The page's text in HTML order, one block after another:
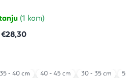
zvjezdica.
(1 kom)
€28,30
35 - 40 cm 40 - 45 cm 30 - 35 cm